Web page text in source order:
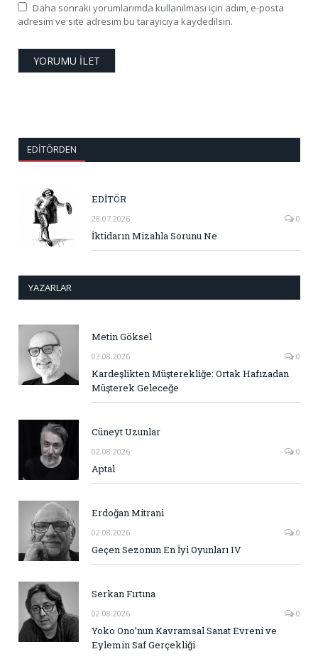
Daha sonraki yorumlarımda kullanılması için adım, e-posta
adresim ve site adresim bu tarayıcıya kaydedilsin.
EDITÖRDEN
EDİTÖR
28.07.2026 0
İktidarın Mizahla Sorunu Ne
YAZARLAR
Metin Göksel
03.08.2026 0
Kardeşlikten Müşterekliğe: Ortak Hafızadan
Müşterek Geleceğe
Cüneyt Uzunlar
02.08.2026 0
Aptal
Erdoğan Mitrani
02.08.2026 0
Geçen Sezonun En İyi Oyunları IV
Serkan Fırtına
02.08.2026 0
Yoko Ono’nun Kavramsal Sanat Evreni ve
Eylemin Saf Gerçekliği